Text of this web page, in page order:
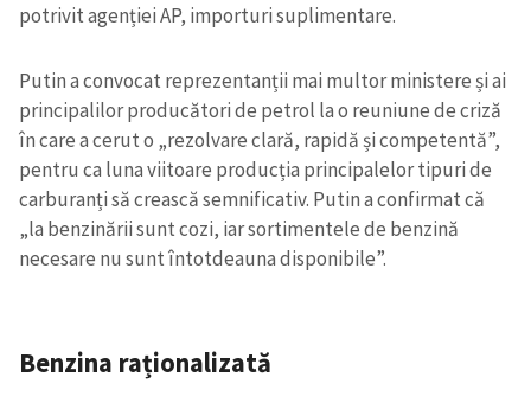
potrivit agenției AP, importuri suplimentare.
Putin a convocat reprezentanții mai multor ministere și ai
principalilor producători de petrol la o reuniune de criză
în care a cerut o „rezolvare clară, rapidă și competentă”,
pentru ca luna viitoare producția principalelor tipuri de
carburanți să crească semnificativ. Putin a confirmat că
„la benzinării sunt cozi, iar sortimentele de benzină
necesare nu sunt întotdeauna disponibile”.
Benzina raționalizată